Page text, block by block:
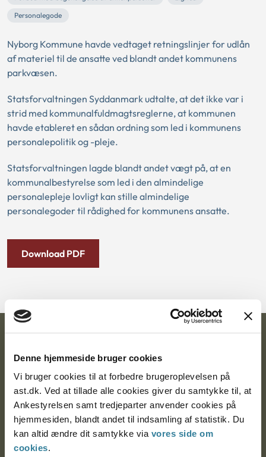
Denne hjemmeside bruger cookies
Vi bruger cookies til at forbedre brugeroplevelsen på
ast.dk. Ved at tillade alle cookies giver du samtykke til, at
Ankestyrelsen samt tredjeparter anvender cookies på
hjemmesiden, blandt andet til indsamling af statistik. Du
kan altid ændre dit samtykke via vores side om
cookies.
Personalegode
Nyborg Kommune havde vedtaget retningslinjer for udlån
af materiel til de ansatte ved blandt andet kommunens
parkvæsen.
Statsforvaltningen Syddanmark udtalte, at det ikke var i
strid med kommunalfuldmagtsreglerne, at kommunen
havde etableret en sådan ordning som led i kommunens
personalepolitik og -pleje.
Statsforvaltningen lagde blandt andet vægt på, at en
kommunalbestyrelse som led i den almindelige
personalepleje lovligt kan stille almindelige
personalegoder til rådighed for kommunens ansatte.
Download PDF
Postadresse:
Nytorv 7, 2. sal
9000 Aalborg
Ankestyrelsen Aalborg